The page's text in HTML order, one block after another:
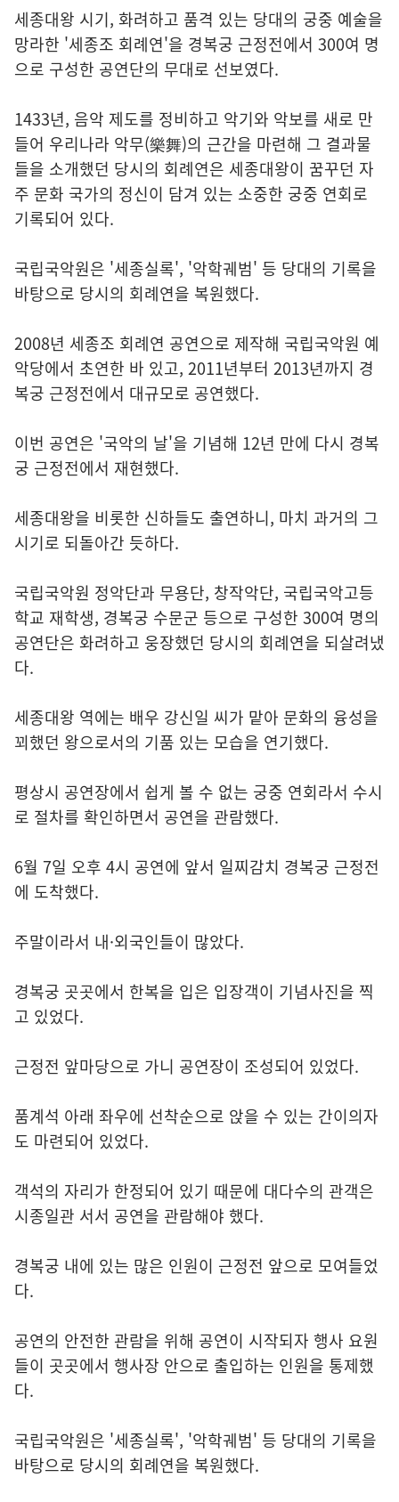
세종대왕 시기, 화려하고 품격 있는 당대의 궁중 예술을
망라한 '세종조 회례연'을 경복궁 근정전에서 300여 명
으로 구성한 공연단의 무대로 선보였다.
1433년, 음악 제도를 정비하고 악기와 악보를 새로 만
들어 우리나라 악무(樂舞)의 근간을 마련해 그 결과물
들을 소개했던 당시의 회례연은 세종대왕이 꿈꾸던 자
주 문화 국가의 정신이 담겨 있는 소중한 궁중 연회로
기록되어 있다.
국립국악원은 '세종실록', '악학궤범' 등 당대의 기록을
바탕으로 당시의 회례연을 복원했다.
2008년 세종조 회례연 공연으로 제작해 국립국악원 예
악당에서 초연한 바 있고, 2011년부터 2013년까지 경
복궁 근정전에서 대규모로 공연했다.
이번 공연은 '국악의 날'을 기념해 12년 만에 다시 경복
궁 근정전에서 재현했다.
세종대왕을 비롯한 신하들도 출연하니, 마치 과거의 그
시기로 되돌아간 듯하다.
국립국악원 정악단과 무용단, 창작악단, 국립국악고등
학교 재학생, 경복궁 수문군 등으로 구성한 300여 명의
공연단은 화려하고 웅장했던 당시의 회례연을 되살려냈
다.
세종대왕 역에는 배우 강신일 씨가 맡아 문화의 융성을
꾀했던 왕으로서의 기품 있는 모습을 연기했다.
평상시 공연장에서 쉽게 볼 수 없는 궁중 연회라서 수시
로 절차를 확인하면서 공연을 관람했다.
6월 7일 오후 4시 공연에 앞서 일찌감치 경복궁 근정전
에 도착했다.
주말이라서 내·외국인들이 많았다.
경복궁 곳곳에서 한복을 입은 입장객이 기념사진을 찍
고 있었다.
근정전 앞마당으로 가니 공연장이 조성되어 있었다.
품계석 아래 좌우에 선착순으로 앉을 수 있는 간이의자
도 마련되어 있었다.
객석의 자리가 한정되어 있기 때문에 대다수의 관객은
시종일관 서서 공연을 관람해야 했다.
경복궁 내에 있는 많은 인원이 근정전 앞으로 모여들었
다.
공연의 안전한 관람을 위해 공연이 시작되자 행사 요원
들이 곳곳에서 행사장 안으로 출입하는 인원을 통제했
다.
국립국악원은 '세종실록', '악학궤범' 등 당대의 기록을
바탕으로 당시의 회례연을 복원했다.